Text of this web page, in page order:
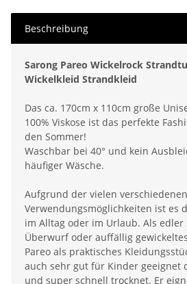
Beschreibung
Sarong Pareo Wickelrock
Wickelkleid Strandkleid
Das ca. 170cm x 110cm große
100% Viskose ist das perfekte
den Sommer!
Waschbar bei 40° und kein
häufiger Wäsche.
Aufgrund der vielen verschiedenen
Verwendungsmöglichkeiten ist es
im Alltag oder im Urlaub. Als edler
Überwurf oder auffällig
Pareo als praktisches
auch sehr gut für Kinder geeignet
und super schnell trocknet. Er